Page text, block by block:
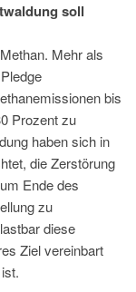
soll
Mehr als
bis
Prozent zu
haben sich in
die Zerstörung
Ende des
zu
diese
Ziel vereinbart